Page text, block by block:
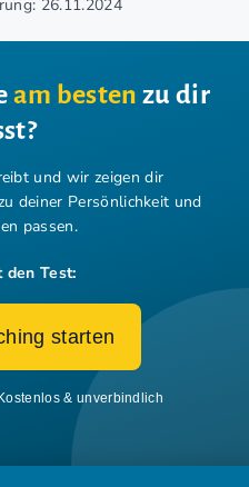
26.11.2024
am besten zu dir
und wir zeigen dir
deiner Persönlichkeit und
passen.
den Test:
starten
& unverbindlich